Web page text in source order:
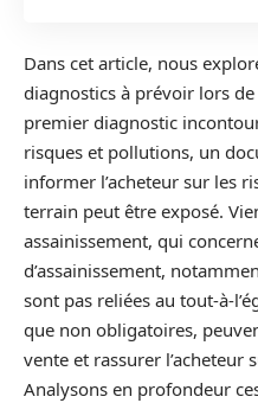
Dans cet article, nous
diagnostics à prévoir lors
premier diagnostic
risques et pollutions, un
informer l’acheteur sur les
terrain peut être exposé.
assainissement, qui
d’assainissement,
sont pas reliées au tout-à-
que non obligatoires,
vente et rassurer l’acheteur
Analysons en profondeur